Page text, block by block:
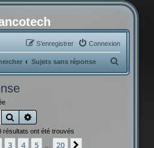
Connexion
S’enregistrer
Sujets sans réponse
e
Rechercher
résultats ont été trouvés
20
3 4 5 20